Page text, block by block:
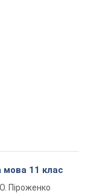
мова 11 клас
Піроженко